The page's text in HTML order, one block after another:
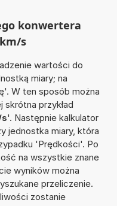
konwertera
s
wartości do
miary; na
W ten sposób można
skrótna przykład
'. Następnie kalkulator
jednostka miary, która
'Prędkości'. Po
na wszystkie znane
wyników można
przeliczenie.
zostanie